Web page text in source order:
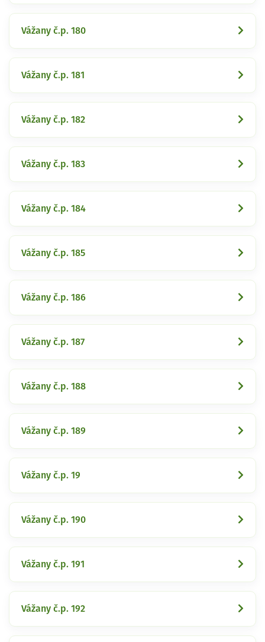
Vážany č.p. 180
Vážany č.p. 181
Vážany č.p. 182
Vážany č.p. 183
Vážany č.p. 184
Vážany č.p. 185
Vážany č.p. 186
Vážany č.p. 187
Vážany č.p. 188
Vážany č.p. 189
Vážany č.p. 19
Vážany č.p. 190
Vážany č.p. 191
Vážany č.p. 192